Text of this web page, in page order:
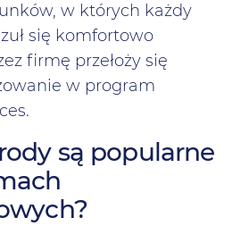
w których każdy
się komfortowo
firmę przełoży się
w program
są popularne